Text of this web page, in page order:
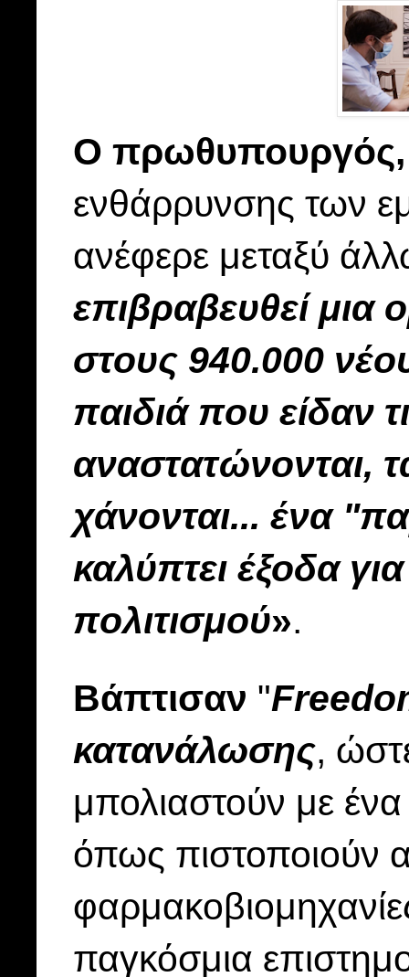
Ο πρωθυπουργός,
ενθάρρυνσης των
ανέφερε μεταξύ
επιβραβευθεί
στους 940.000
παιδιά που είδαν
αναστατώνονται,
χάνονται... ένα
καλύπτει έξοδα
πολιτισμού».
Βάπτισαν "
κατανάλωσης,
μπολιαστούν με
όπως πιστοποιούν
παγκόσμια